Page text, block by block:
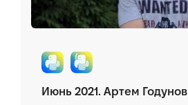
Июнь 2021. Артем Годунов